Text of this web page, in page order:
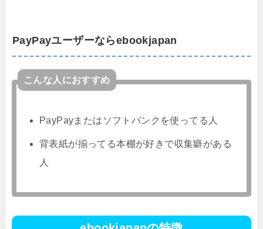
PayPayユーザーならebookjapan
こんな人におすすめ
PayPayまたはソフトバンクを使ってる人
背表紙が揃ってる本棚が好きで収集癖がある
人